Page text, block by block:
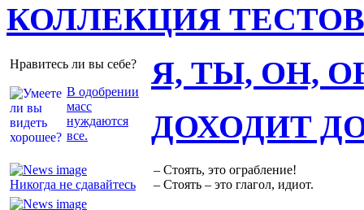
КОЛЛЕКЦИЯ ТЕСТОВ
Нравитесь ли вы себе?
В одобрении
масс
нуждаются
все.
Я, ТЫ, ОН,
Никогда не сдавайтесь
ДОХОДИТ
– Стоять, это ограбление!
– Стоять – это глагол, идиот.